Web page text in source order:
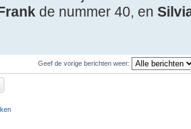
de nummer 40, en
Geef de vorige berichten weer: